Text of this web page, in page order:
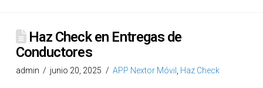
Haz Check en Entregas de
Conductores
admin junio 20, 2025 APP Nextor Móvil Haz Check